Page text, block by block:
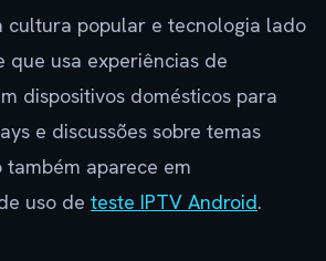
cultura popular e tecnologia lado
que usa experiências de
dispositivos domésticos para
e discussões sobre temas
também aparece em
uso de teste IPTV Android.